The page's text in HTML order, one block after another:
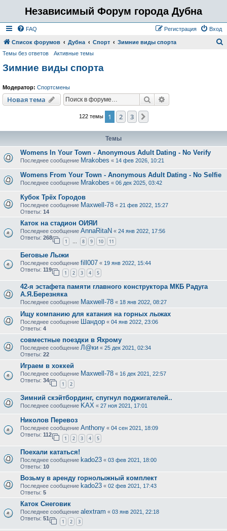
Независимый Форум города Дубна
FAQ Вход
Регистрация
Список форумов Дубна Спорт Зимние виды спорта
Темы без ответов Активные темы
Зимние виды спорта
Модератор: Спортсмены
Новая тема Поиск
122 темы 1 2 3
Темы
Womens In Your Town - Anonymous Adult Dating - No Verify
Последнее сообщение Mrakobes « 14 фев 2026, 10:21
Womens From Your Town - Anonymous Adult Dating - No Selfie
Последнее сообщение Mrakobes « 06 дек 2025, 03:42
Кубок Трёх Городов
Последнее сообщение Maxwell-78 « 21 фев 2022, 15:27
Ответы: 14
Каток на стадион ОИЯИ
Последнее сообщение AnnaRitaN « 24 янв 2022, 17:56
Ответы: 268
1 … 8 9 10 11
Беговые Лыжи
Последнее сообщение fill007 « 19 янв 2022, 15:44
Ответы: 119
1 2 3 4 5
42-я эстафета памяти главного конструктора МКБ Радуга
А.Я.Березняка
Последнее сообщение Maxwell-78 « 18 янв 2022, 08:27
Ищу компанию для катания на горных лыжах
Последнее сообщение Шандор « 04 янв 2022, 23:06
Ответы: 4
совместные поездки в Яхрому
Последнее сообщение Л@ки « 25 дек 2021, 02:34
Ответы: 22
Играем в хоккей
Последнее сообщение Maxwell-78 « 16 дек 2021, 22:57
Ответы: 34
1 2
Зимний скэйтбординг, спугнул поджигателей..
Последнее сообщение KAX « 27 ноя 2021, 17:01
Николов Перевоз
Последнее сообщение Anthony « 04 сен 2021, 18:09
Ответы: 112
1 2 3 4 5
Поехали кататься!
Последнее сообщение kado23 « 03 фев 2021, 18:00
Ответы: 10
Возьму в аренду горнолыжный комплект
Последнее сообщение kado23 « 02 фев 2021, 17:43
Ответы: 5
Каток Снеговик
Последнее сообщение alextram « 03 янв 2021, 22:18
Ответы: 51
1 2 3